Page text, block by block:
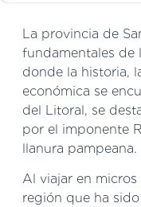
La provincia de
fundamentales de
donde la historia,
económica se
del Litoral, se
por el imponente
llanura pampeana.
Al viajar en micros
región que ha